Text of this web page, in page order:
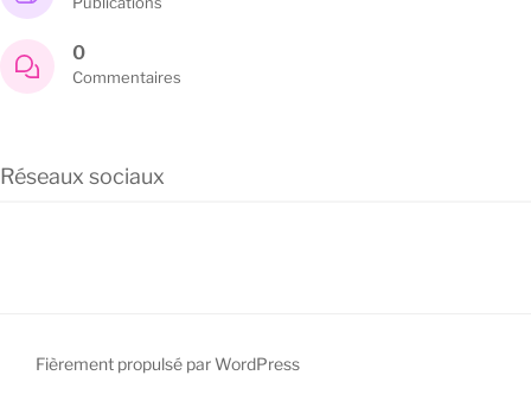
0
Commentaires
Réseaux sociaux
Fièrement propulsé par WordPress